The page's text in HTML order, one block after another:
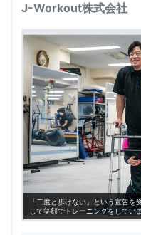
J-Workout株式会社
「二度と歩けない」という宣告
して笑顔でトレーニングをしてい